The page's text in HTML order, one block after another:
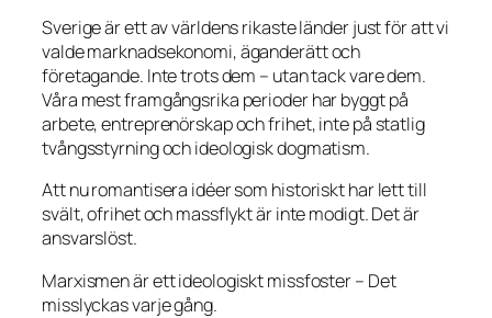
Sverige är ett av världens rikaste länder just för att vi
valde marknadsekonomi, äganderätt och
företagande. Inte trots dem – utan tack vare dem.
Våra mest framgångsrika perioder har byggt på
arbete, entreprenörskap och frihet, inte på statlig
tvångsstyrning och ideologisk dogmatism.
Att nu romantisera idéer som historiskt har lett till
svält, ofrihet och massflykt är inte modigt. Det är
ansvarslöst.
Marxismen är ett ideologiskt missfoster – Det
misslyckas varje gång.